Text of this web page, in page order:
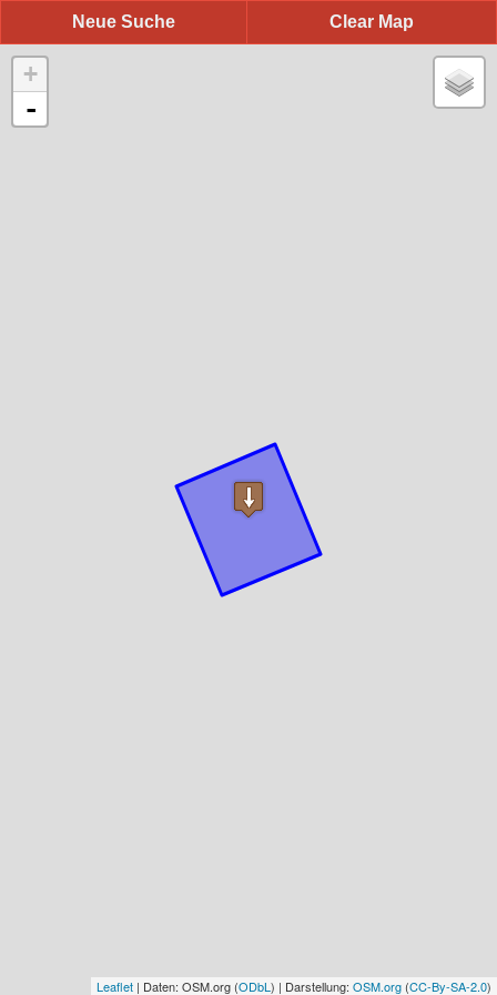
Clear Map
Neue Suche
+
-
Leaflet | Daten: OSM.org (ODbL ) | Darstellung: OSM.org (CC-By-SA-2.0)